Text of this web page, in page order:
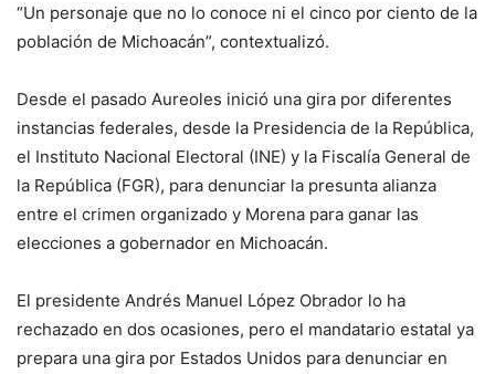
“Un personaje que no lo conoce ni el cinco por ciento de la
población de Michoacán”, contextualizó.
Desde el pasado Aureoles inició una gira por diferentes
instancias federales, desde la Presidencia de la República,
el Instituto Nacional Electoral (INE) y la Fiscalía General de
la República (FGR), para denunciar la presunta alianza
entre el crimen organizado y Morena para ganar las
elecciones a gobernador en Michoacán.
El presidente Andrés Manuel López Obrador lo ha
rechazado en dos ocasiones, pero el mandatario estatal ya
prepara una gira por Estados Unidos para denunciar en